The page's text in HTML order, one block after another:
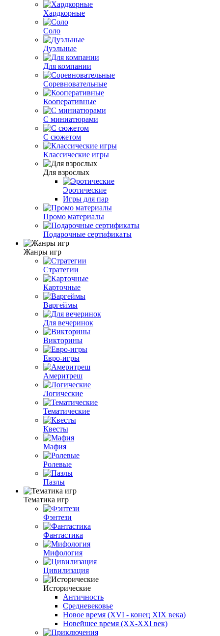
Хардкорные
Соло
Дуэльные
Для компании
Соревновательные
Кооперативные
C миниатюрами
С сюжетом
Классические игры
Для взрослых
Эротические
Игры для пар
Промо материалы
Подарочные сертификаты
Жанры игр
Стратегии
Карточные
Варгеймы
Для вечеринок
Викторины
Евро-игры
Америтреш
Логические
Тематические
Квесты
Мафия
Ролевые
Пазлы
Тематика игр
Фэнтези
Фантастика
Мифология
Цивилизация
Исторические
Античность
Средневековье
Новое время (XVI - конец XIX века)
Новейшее время (XX-XXI век)